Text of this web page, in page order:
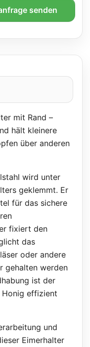
senden
mit Rand –
hält kleinere
über anderen
wird unter
geklemmt. Er
für das sichere
fixiert den
das
oder andere
gehalten werden
ist der
Honig effizient
und
Eimerhalter